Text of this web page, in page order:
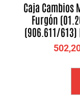
Caja Cambios
Furgón
(906.611/613)